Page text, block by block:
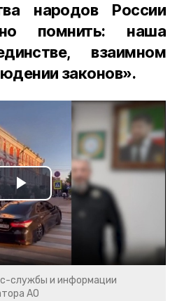
народов России
помнить: наша
взаимном
законов».
Play
Video
службы и информации
АО